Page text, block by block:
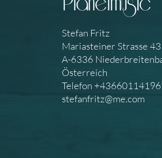
Stefan Fritz
Mariasteiner Strasse 43
A-6336
Österreich
Telefon
stefanfritz@me.com